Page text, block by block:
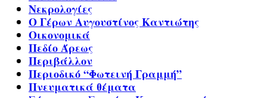
Νεκρολογίες
Ο Γέρων Αυγουστίνος Καντιώτης
Οικονομικά
Πεδίο Άρεως
Περιβάλλον
Περιοδικό “Φωτεινή Γραμμή”
Πνευματικά θέματα